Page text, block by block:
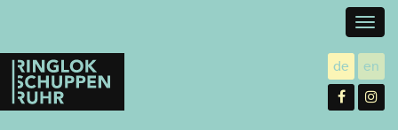
Ringlokschuppen
Ruhr
de utsch
en